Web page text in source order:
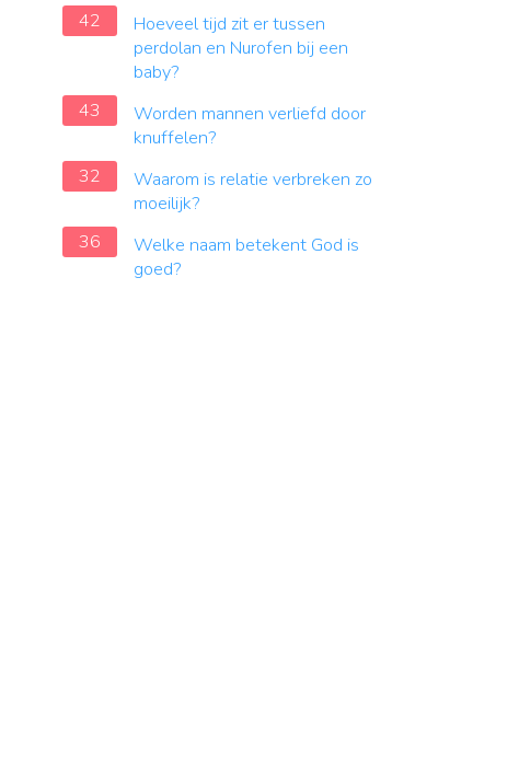
42
Hoeveel tijd zit er tussen
perdolan en Nurofen bij een
baby?
43
Worden mannen verliefd door
knuffelen?
32
Waarom is relatie verbreken zo
moeilijk?
36
Welke naam betekent God is
goed?